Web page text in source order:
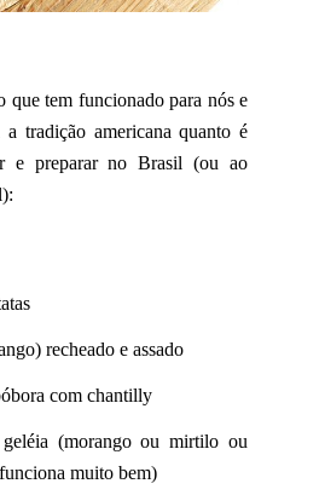
que tem funcionado para nós e
a tradição americana quanto é
e preparar no Brasil (ou ao
recheado e assado
com chantilly
(morango ou mirtilo ou
muito bem)